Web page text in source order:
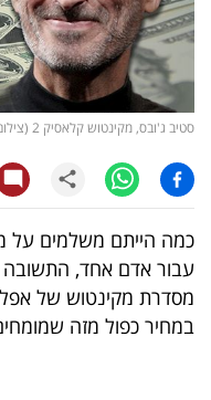
רכילות
עסקית
קריפטו
ויראלי
טלוויזיה
עסקי
ספורט
סטיב ג'ובס, מקינטוש קלאסיק 2 (צילום ויקיפדיה)
עבור אדם אחד,
מסדרת מקינטוש של
במחיר כפול מזה